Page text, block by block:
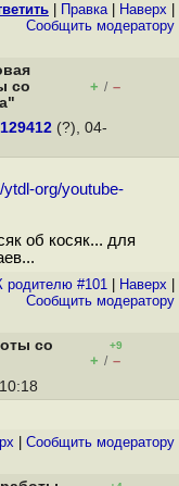
Правка| Наверх
Cообщить модератору
со
+ / –
(?), 04-
org/youtube-
об косяк... для
родителю #101 Наверх
Cообщить модератору
со
+9
+ / –
Cообщить модератору